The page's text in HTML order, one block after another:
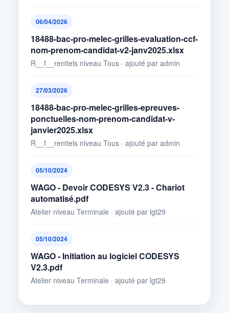
06/04/2026
18488-bac-pro-melec-grilles-evaluation-ccf-
nom-prenom-candidat-v2-janv2025.xlsx
R__f__rentiels niveau Tous · ajouté par admin
27/03/2026
18488-bac-pro-melec-grilles-epreuves-
ponctuelles-nom-prenom-candidat-v-
janvier2025.xlsx
R__f__rentiels niveau Tous · ajouté par admin
05/10/2024
WAGO - Devoir CODESYS V2.3 - Chariot
automatisé.pdf
Atelier niveau Terminale · ajouté par lgt29
05/10/2024
WAGO - Initiation au logiciel CODESYS
V2.3.pdf
Atelier niveau Terminale · ajouté par lgt29